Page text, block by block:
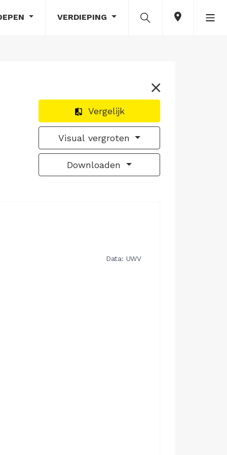
VERDIEPING
Vergelijk
Visual vergroten
Downloaden